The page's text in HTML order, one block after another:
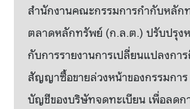
สำนักงานคณะกรรมการกำกับหลัก
ตลาดหลักทรัพย์ (ก.ล.ต.) ปรับปรุง
กับการรายงานการเปลี่ยนแปลงก
สัญญาซื้อขายล่วงหน้าของกรรมกา
บัญชีของบริษัทจดทะเบียนเพื่อลด